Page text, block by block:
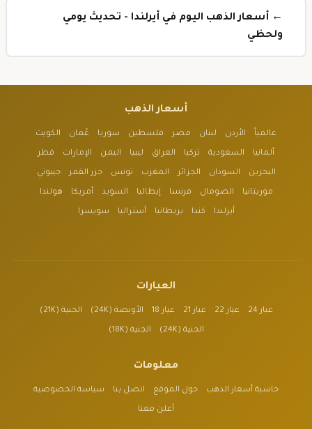
← أسعار الذهب اليوم في أيرلندا - تحديث يومي
ولحظي
أسعار الذهب
عالمياً الأردن لبنان مصر فلسطين سوريا عُمان الكويت
ألمانيا السعودية تركيا العراق ليبيا اليمن الإمارات قطر
البحرين السودان الجزائر المغرب تونس جزر القمر جيبوتي
موريتانيا الصومال فرنسا إيطاليا السويد أمريكا هولندا
أيرلندا كندا بريطانيا أستراليا سويسرا
العيارات
عيار 24 عيار 22 عيار 21 عيار 18 الأونصة (24K) الجنية (21K)
الجنية (24K) الجنية (18K)
معلومات
حاسبة أسعار الذهب حول الموقع اتصل بنا سياسة الخصوصية
أعلن معنا